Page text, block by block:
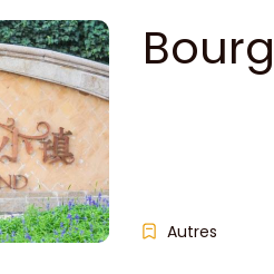
Autres